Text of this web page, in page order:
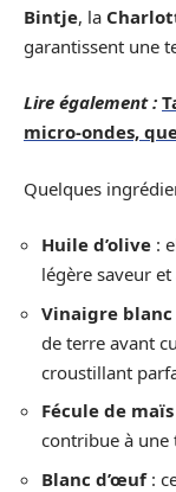
Bintje, la
garantissent une
Lire également :
micro-ondes,
Quelques
Huile d’olive :
légère saveur
Vinaigre blanc
de terre avant
croustillant
Fécule de maïs
contribue à une
Blanc d’œuf: